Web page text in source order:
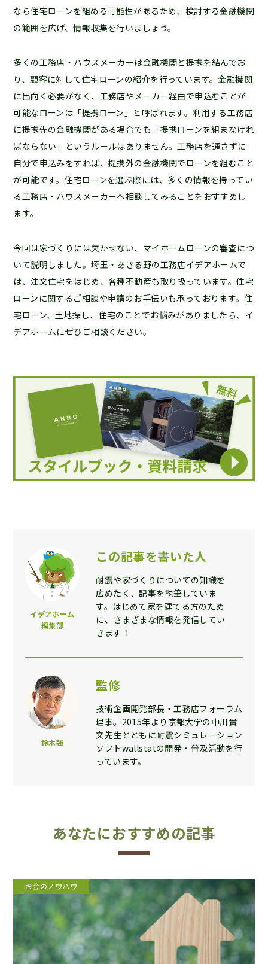
なら住宅ローンを組める可能性があるため、検討する金融機関
の範囲を広げ、情報収集を行いましょう。
多くの工務店・ハウスメーカーは金融機関と提携を結んでお
り、顧客に対して住宅ローンの紹介を行っています。金融機関
に出向く必要がなく、工務店やメーカー経由で申込むことが
可能なローンは「提携ローン」と呼ばれます。利用する工務店
に提携先の金融機関がある場合でも「提携ローンを組まなけれ
ばならない」というルールはありません。工務店を通さずに
自分で申込みをすれば、提携外の金融機関でローンを組むこと
が可能です。住宅ローンを選ぶ際には、多くの情報を持ってい
る工務店・ハウスメーカーへ相談してみることをおすすめし
ます。
今回は家づくりには欠かせない、マイホームローンの審査につ
いて説明しました。埼玉・あきる野の工務店イデアホームで
は、注文住宅をはじめ、各種不動産も取り扱っています。住宅
ローンに関するご相談や申請のお手伝いも承っております。住
宅ローン、土地探し、住宅のことでお悩みがありましたら、イ
デアホームにぜひご相談ください。
イデアホーム
編集部
この記事を書いた人
耐震や家づくりについての知識を
広めたく、記事を執筆していま
す。はじめて家を建てる方のため
に、さまざまな情報を発信してい
きます！
鈴木強
監修
技術企画開発部長・工務店フォーラム
理事。2015年より京都大学の中川貴
文先生とともに耐震シミュレーション
ソフトwallstatの開発・普及活動を行
っています。
あなたにおすすめの記事
お金のノウハウ